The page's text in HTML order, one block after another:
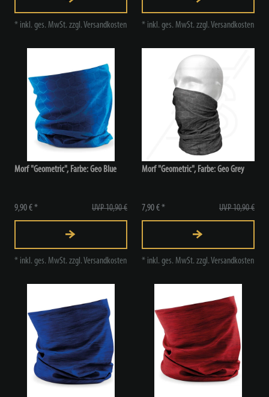
* inkl. ges. MwSt. zzgl.Versandkosten * inkl. ges. MwSt. zzgl.Versandkosten
Morf "Geometric", Farbe: Geo Blue
UVP 10,90 €
9,90 € *
* inkl. ges. MwSt. zzgl.Versandkosten
Morf "Geometric", Farbe: Geo Grey
UVP 10,90 €
7,90 € *
* inkl. ges. MwSt. zzgl.Versandkosten